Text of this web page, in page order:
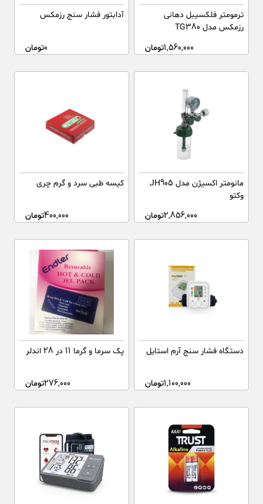
ترمومتر فلکسیبل دهانی
رزمکس مدل TG380
1,560,000تومان
آدابتور فشار سنج رزمکس
0تومان
مانومتر اکسیژن مدل JH905
وکتو
2,856,000تومان
کیسه طبی سرد و گرم چری
400,000تومان
دستگاه فشار سنج آرم استایل
1,100,000تومان
پک سرما و گرما 11 در 28 اندلر
276,000تومان